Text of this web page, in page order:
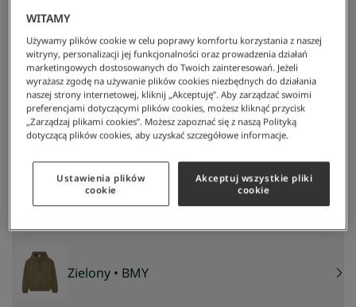
Lacoste/Mężczyzna/Odzież/Bluzy/Luźna Bluza Z Kapturem
NAJNIŻSZA CENA Z 30 DNI: 503 zł
CENA REGULARNA:
Zielony • BMY
WITAMY
Używamy plików cookie w celu poprawy komfortu korzystania z naszej
witryny, personalizacji jej funkcjonalności oraz prowadzenia działań
marketingowych dostosowanych do Twoich zainteresowań. Jeżeli
wyrażasz zgodę na używanie plików cookies niezbędnych do działania
naszej strony internetowej, kliknij „Akceptuję”. Aby zarządzać swoimi
preferencjami dotyczącymi plików cookies, możesz kliknąć przycisk
„Zarządzaj plikami cookies”. Możesz zapoznać się z naszą Polityką
dotyczącą plików cookies, aby uzyskać szczegółowe informacje.
Ustawienia plików
cookie
Akceptuj wszystkie pliki
cookie